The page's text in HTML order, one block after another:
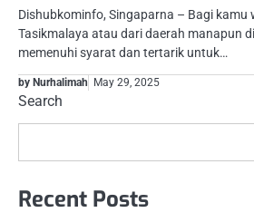
Dishubkominfo, Singaparna – Bagi kamu
Tasikmalaya atau dari daerah manapun
memenuhi syarat dan tertarik untuk…
by Nurhalimah May 29, 2025
Search
Recent Posts